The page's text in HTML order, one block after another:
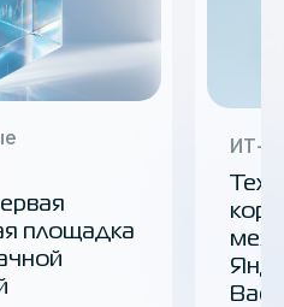
площадка
ИТ-